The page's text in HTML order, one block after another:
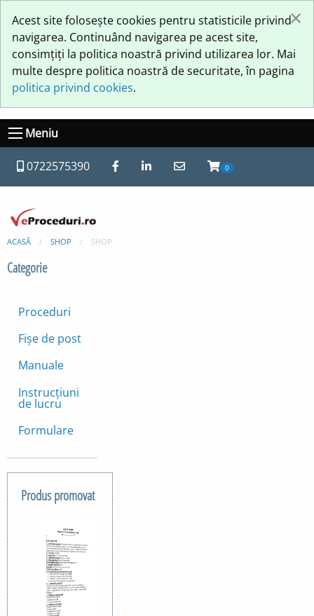
Acest site folosește cookies pentru statisticile privind
navigarea. Continuând navigarea pe acest site,
consimțiți la politica noastră privind utilizarea lor. Mai
multe despre politica noastră de securitate, în pagina
politica privind cookies.
×
Meniu
0722575390 0
ACASĂ SHOP SHOP
Categorie
Proceduri
Fișe de post
Manuale
Instrucțiuni
de lucru
Formulare
Produs promovat